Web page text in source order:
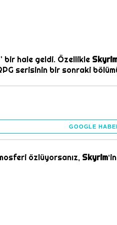
bir hale geldi. Özellikle
serisinin bir sonraki
GOOGLE
özlüyorsanız, Skyrim